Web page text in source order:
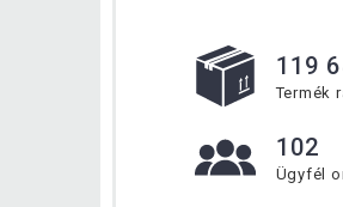
119
Termék
102
Ügyfél